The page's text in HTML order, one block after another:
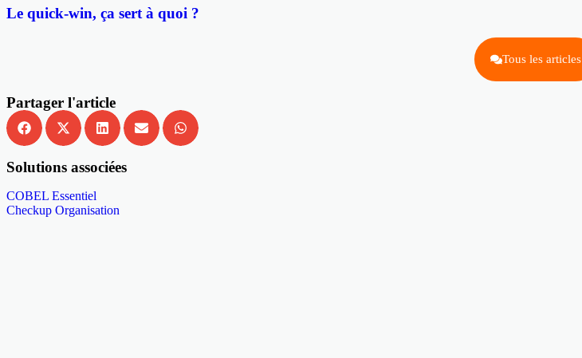
Le quick-win, ça sert à quoi ?
Tous les articles
Partager l'article
Solutions associées
COBEL Essentiel
Checkup Organisation